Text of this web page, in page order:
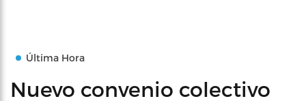
Última Hora
Nuevo convenio colectivo